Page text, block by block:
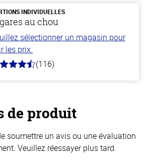
INDIVIDUELLES
au chou
sélectionner un magasin pour
les prix.
(116)
de produit
soumettre un avis ou une évaluation
Veuillez réessayer plus tard.